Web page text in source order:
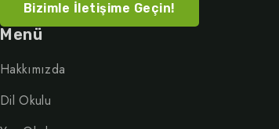
Bizimle İletişime Geçin!
Menü
Hakkımızda
Dil Okulu